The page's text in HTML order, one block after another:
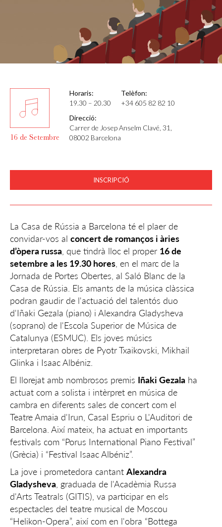
16 de Setembre
Horaris:
19.30 – 20.30
Telèfon:
+34 605 82 82 10
Direcció:
Carrer de Josep Anselm Clavé, 31,
08002 Barcelona
INSCRIPCIÓ
La Casa de Rússia a Barcelona té el plaer de
convidar-vos al concert de romanços i àries
d’òpera russa , que tindrà lloc el proper 16 de
setembre a les 19.30 hores , en el marc de la
Jornada de Portes Obertes, al Saló Blanc de la
Casa de Rússia. Els amants de la música clàssica
podran gaudir de l'actuació del talentós duo
d'Iñaki Gezala (piano) i Alexandra Gladysheva
(soprano) de l'Escola Superior de Música de
Catalunya (ESMUC). Els joves músics
interpretaran obres de Pyotr Txaikovski, Mikhail
Glinka i Isaac Albéniz.
El llorejat amb nombrosos premis Iñaki Gezala ha
actuat com a solista i intèrpret en música de
cambra en diferents sales de concert com el
Teatre Amaia d'Irun, Casal Espriu o L'Auditori de
Barcelona. Així mateix, ha actuat en importants
festivals com “Porus International Piano Festival”
(Grècia) i “Festival Isaac Albéniz”.
La jove i prometedora cantant Alexandra
Gladysheva , graduada de l'Acadèmia Russa
d'Arts Teatrals (GITIS), va participar en els
espectacles del teatre musical de Moscou
“Helikon-Opera”, així com en l'obra “Bottega